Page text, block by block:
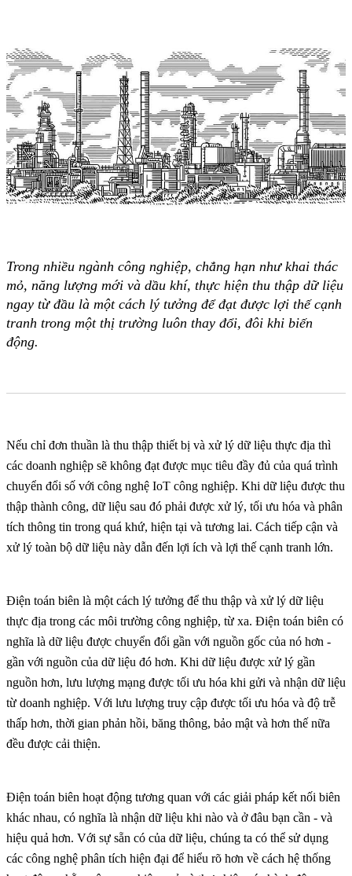
Trong nhiều ngành công nghiệp, chẳng hạn như khai thác
mỏ, năng lượng mới và dầu khí, thực hiện thu thập dữ liệu
ngay từ đầu là một cách lý tưởng để đạt được lợi thế cạnh
tranh trong một thị trường luôn thay đổi, đôi khi biến
động.
Nếu chỉ đơn thuần là thu thập thiết bị và xử lý dữ liệu thực địa thì
các doanh nghiệp sẽ không đạt được mục tiêu đầy đủ của quá trình
chuyển đổi số với công nghệ IoT công nghiệp. Khi dữ liệu được thu
thập thành công, dữ liệu sau đó phải được xử lý, tối ưu hóa và phân
tích thông tin trong quá khứ, hiện tại và tương lai. Cách tiếp cận và
xử lý toàn bộ dữ liệu này dẫn đến lợi ích và lợi thế cạnh tranh lớn.
Điện toán biên là một cách lý tưởng để thu thập và xử lý dữ liệu
thực địa trong các môi trường công nghiệp, từ xa. Điện toán biên có
nghĩa là dữ liệu được chuyển đổi gần với nguồn gốc của nó hơn -
gần với nguồn của dữ liệu đó hơn. Khi dữ liệu được xử lý gần
nguồn hơn, lưu lượng mạng được tối ưu hóa khi gửi và nhận dữ liệu
từ doanh nghiệp. Với lưu lượng truy cập được tối ưu hóa và độ trễ
thấp hơn, thời gian phản hồi, băng thông, bảo mật và hơn thế nữa
đều được cải thiện.
Điện toán biên hoạt động tương quan với các giải pháp kết nối biên
khác nhau, có nghĩa là nhận dữ liệu khi nào và ở đâu bạn cần - và
hiệu quả hơn. Với sự sẵn có của dữ liệu, chúng ta có thể sử dụng
các công nghệ phân tích hiện đại để hiểu rõ hơn về cách hệ thống